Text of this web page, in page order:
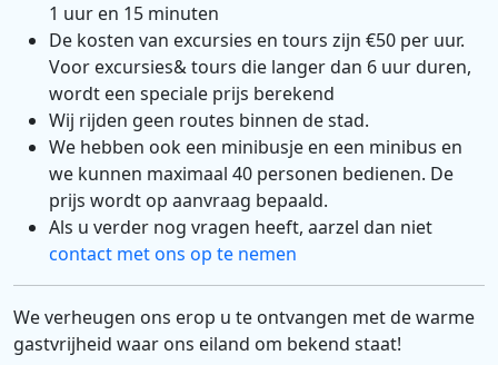
1 uur en 15 minuten
De kosten van excursies en tours zijn €50 per uur.
Voor excursies& tours die langer dan 6 uur duren,
wordt een speciale prijs berekend
Wij rijden geen routes binnen de stad.
We hebben ook een minibusje en een minibus en
we kunnen maximaal 40 personen bedienen. De
prijs wordt op aanvraag bepaald.
Als u verder nog vragen heeft, aarzel dan niet
contact met ons op te nemen
We verheugen ons erop u te ontvangen met de warme
gastvrijheid waar ons eiland om bekend staat!